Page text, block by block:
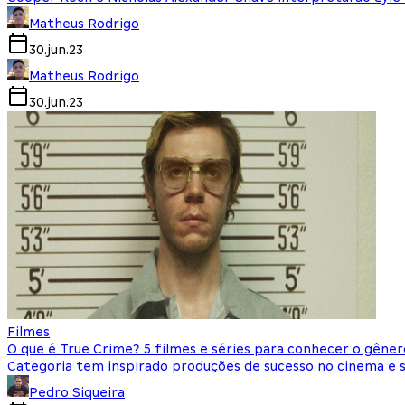
Matheus Rodrigo
30.jun.23
Matheus Rodrigo
30.jun.23
Filmes
O que é True Crime? 5 filmes e séries para conhecer o
Categoria tem inspirado produções de sucesso no cinema e
Pedro Siqueira